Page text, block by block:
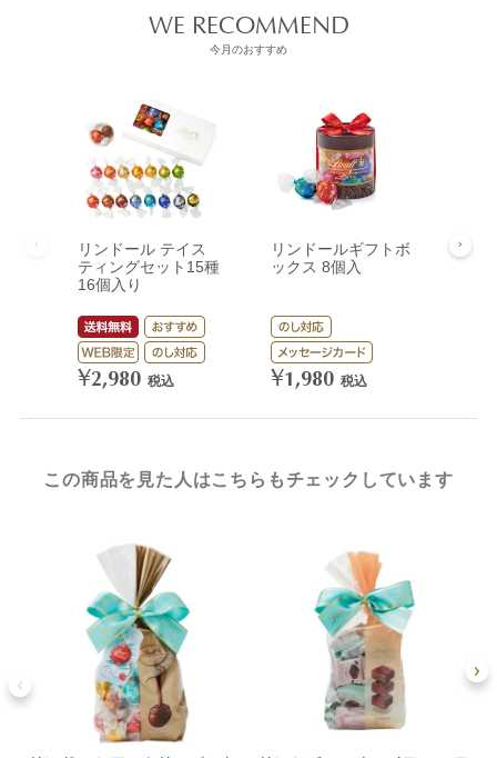
WE RECOMMEND
今月のおすすめ
リンドール テイス
ティングセット15種
16個入り
¥2,980 税込
リンドールギフトボ
ックス 8個入
¥1,980 税込
リ
この商品を見た人はこちらもチェックしています